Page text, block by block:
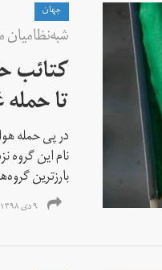
جهان
شبه‌نظامیان
کتائب
تا
در پی حمله
نام این گروه
بارزترین
۹ دی ۱۳۹۸